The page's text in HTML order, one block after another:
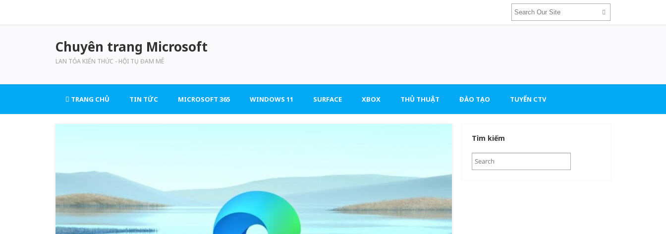
Chuyên trang Microsoft
LAN TỎA KIẾN THỨC - HỘI TỤ ĐAM MÊ
TRANG CHỦ TIN TỨC MICROSOFT 365 WINDOWS 11 SURFACE XBOX THỦ THUẬT ĐÀO TẠO TUYỂN CTV
Tìm kiếm